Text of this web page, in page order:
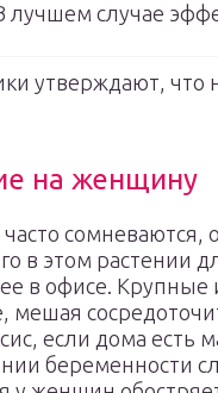
лучшем случае
утверждают, что
на женщину
сомневаются,
в этом растении
в офисе. Крупные
мешая
если дома есть
беременности